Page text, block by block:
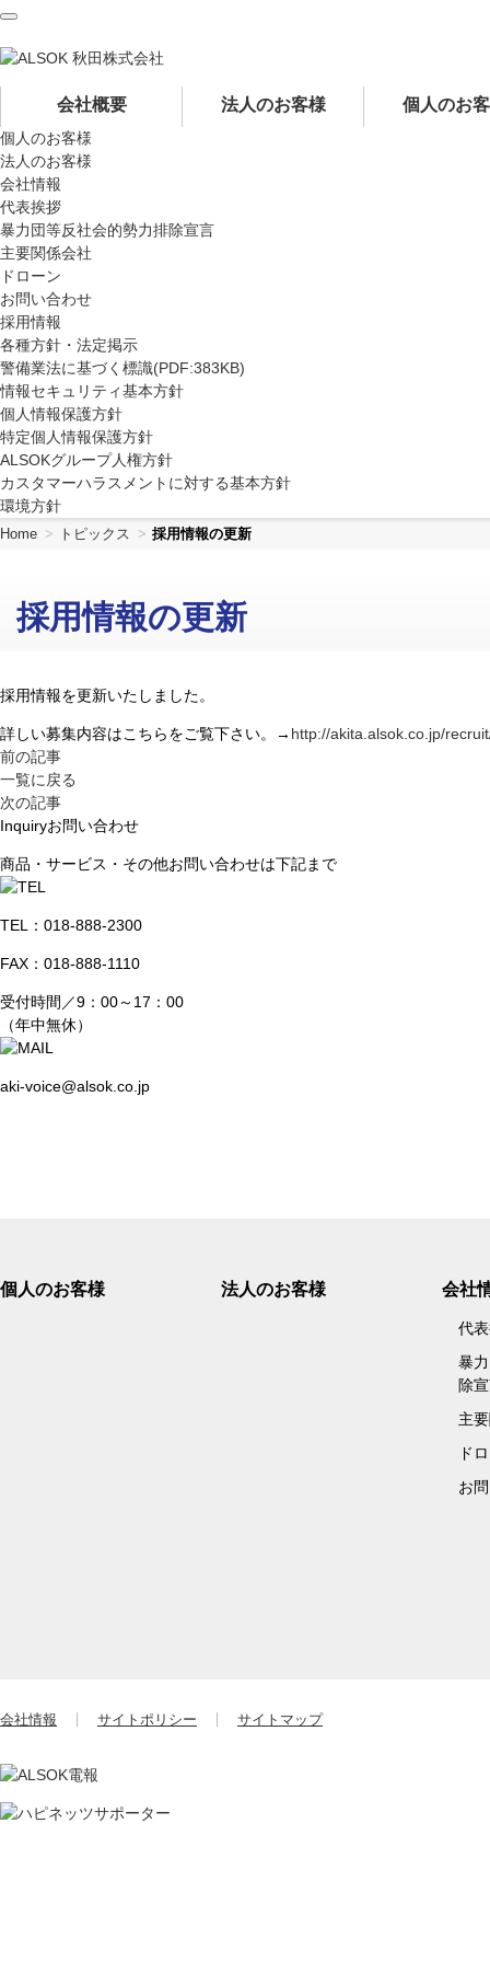
ー
移
動
す
る
た
め
の
リ
ン
ク
で
す
サ
イ
ト
内
共
通
動
ま
す
ペ
ー
ジ
本
文
移
し
ま
す
フ
タ
す
会社概要 法人のお客様 個人のお
個人のお客様
法人のお客様
会社情報
代表挨拶
暴力団等反社会的勢力排除宣言
主要関係会社
ドローン
お問い合わせ
採用情報
各種方針・法定掲示
警備業法に基づく標識(PDF:383KB)
情報セキュリティ基本方針
個人情報保護方針
特定個人情報保護方針
ALSOKグループ人権方針
カスタマーハラスメントに対する基本方針
環境方針
Home トピックス 採用情報の更新
採用情報の更新
採用情報を更新いたしました。
詳しい募集内容はこちらをご覧下さい。→ http://akita.alsok.co.jp/
前の記事
一覧に戻る
次の記事
Inquiryお問い合わせ
商品・サービス・その他お問い合わせは下記まで
TEL： 018-888-2300
FAX：018-888-1110
受付時間／9：00～17：00
（年中無休）
aki-voice@alsok.co.jp
個人のお客様 法人のお客様 会社
代
暴
除
主
ド
お
会社情報 サイトポリシー サイトマップ
ー
わ
り
で
す
ヘ
ッ
ダ
ー
情
報
に
戻
り
ま
す
ペ
ー
ジ
ま